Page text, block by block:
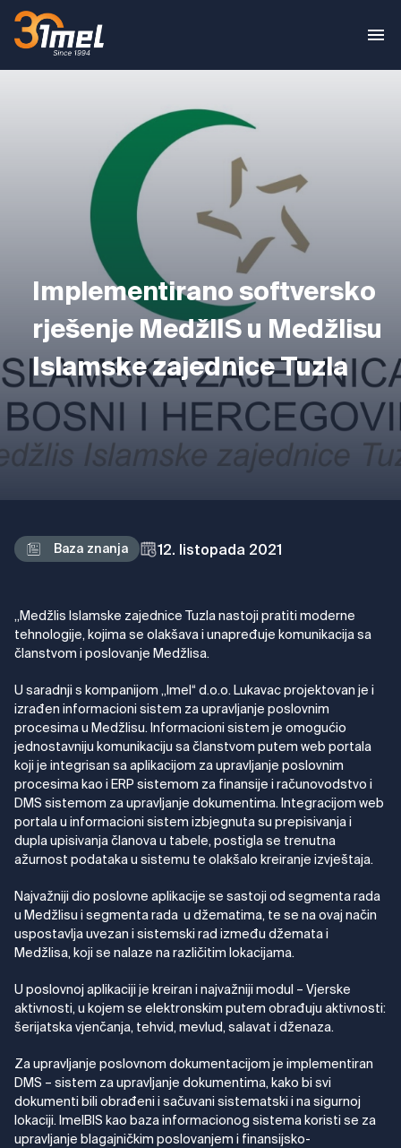
Implementirano softversko
rješenje MedžlIS u Medžlisu
Islamske zajednice Tuzla
Baza znanja 12. listopada 2021
„Medžlis Islamske zajednice Tuzla nastoji pratiti moderne
tehnologije, kojima se olakšava i unapređuje komunikacija sa
članstvom i poslovanje Medžlisa.
U saradnji s kompanijom „Imel“ d.o.o. Lukavac projektovan je i
izrađen informacioni sistem za upravljanje poslovnim
procesima u Medžlisu. Informacioni sistem je omogućio
jednostavniju komunikaciju sa članstvom putem web portala
koji je integrisan sa aplikacijom za upravljanje poslovnim
procesima kao i ERP sistemom za finansije i računovodstvo i
DMS sistemom za upravljanje dokumentima. Integracijom web
portala u informacioni sistem izbjegnuta su prepisivanja i
dupla upisivanja članova u tabele, postigla se trenutna
ažurnost podataka u sistemu te olakšalo kreiranje izvještaja.
Najvažniji dio poslovne aplikacije se sastoji od segmenta rada
u Medžlisu i segmenta rada u džematima, te se na ovaj način
uspostavlja uvezan i sistemski rad između džemata i
Medžlisa, koji se nalaze na različitim lokacijama.
U poslovnoj aplikaciji je kreiran i najvažniji modul – Vjerske
aktivnosti, u kojem se elektronskim putem obrađuju aktivnosti:
šerijatska vjenčanja, tehvid, mevlud, salavat i dženaza.
Za upravljanje poslovnom dokumentacijom je implementiran
DMS – sistem za upravljanje dokumentima, kako bi svi
dokumenti bili obrađeni i sačuvani sistematski i na sigurnoj
lokaciji. ImelBIS kao baza informacionog sistema koristi se za
upravljanje blagajničkim poslovanjem i finansijsko-